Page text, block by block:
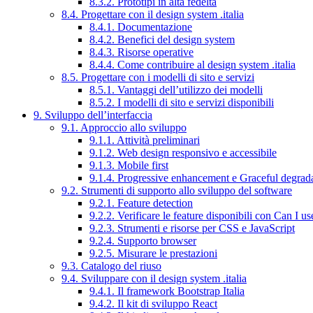
8.4. Progettare con il design system .italia
8.4.1. Documentazione
8.4.2. Benefici del design system
8.4.3. Risorse operative
8.4.4. Come contribuire al design system .italia
8.5. Progettare con i modelli di sito e servizi
8.5.1. Vantaggi dell’utilizzo dei modelli
8.5.2. I modelli di sito e servizi disponibili
9. Sviluppo dell’interfaccia
9.1. Approccio allo sviluppo
9.1.1. Attività preliminari
9.1.2. Web design responsivo e accessibile
9.1.3. Mobile first
9.1.4. Progressive enhancement e Graceful
9.2. Strumenti di supporto allo sviluppo del software
9.2.1. Feature detection
9.2.2. Verificare le feature disponibili con Can I
9.2.3. Strumenti e risorse per CSS e JavaScript
9.2.4. Supporto browser
9.2.5. Misurare le prestazioni
9.3. Catalogo del riuso
9.4. Sviluppare con il design system .italia
9.4.1. Il framework Bootstrap Italia
9.4.2. Il kit di sviluppo React